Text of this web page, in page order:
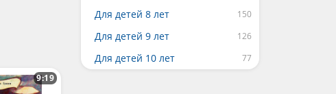
9:19
Для детей 8 лет
Для детей 9 лет
Для детей 10 лет